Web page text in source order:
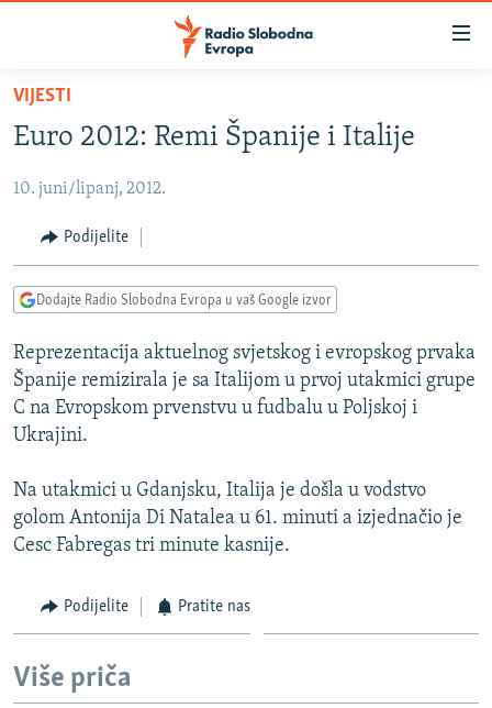
Pređite
glavni
Pređite
Pređite
pretragu
SRBIJA
KOSOVO
VIZUELNO
VIDEO
FOTOGALERIJE
INFOGRAFIKE
PODCASTI
RAT U UKRAJINI
KINA NA BALKANU
ISPRIČAJ MI
DNEVNO@RSE
SPECIJALI RSE
VIŠE OD NASLOVA
GENOCID U SREBRENICI
VIJESTI
Euro 2012: Remi Španije i Italije
10. juni/lipanj, 2012.
Podijelite
Dodajte Radio Slobodna Evropa u vaš Google izvor
Reprezentacija aktuelnog svjetskog i evropskog prvaka
Španije remizirala je sa Italijom u prvoj utakmici grupe
C na Evropskom prvenstvu u fudbalu u Poljskoj i
Ukrajini.
Na utakmici u Gdanjsku, Italija je došla u vodstvo
golom Antonija Di Natalea u 61. minuti a izjednačio je
Cesc Fabregas tri minute kasnije.
Podijelite Pratite nas
Više priča